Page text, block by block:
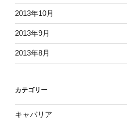
2013年10月
2013年9月
2013年8月
カテゴリー
キャバリア